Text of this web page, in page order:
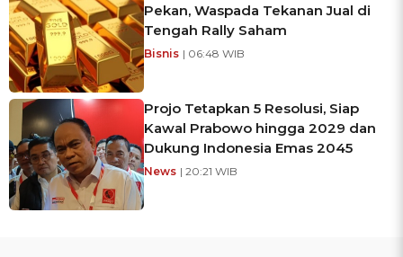
Pekan, Waspada Tekanan Jual di
Tengah Rally Saham
Bisnis | 06:48 WIB
Projo Tetapkan 5 Resolusi, Siap
Kawal Prabowo hingga 2029 dan
Dukung Indonesia Emas 2045
News | 20:21 WIB